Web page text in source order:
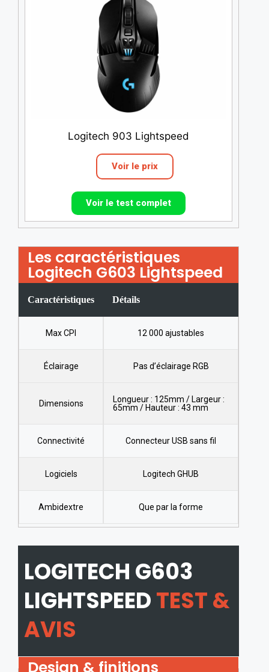
Logitech 903 Lightspeed
Voir le prix
Voir le test complet
Les caractéristiques
Logitech G603 Lightspeed
Caractéristiques Détails
Max CPI 12 000 ajustables
Éclairage Pas d’éclairage RGB
Dimensions
Longueur : 125mm / Largeur :
65mm / Hauteur : 43 mm
Connectivité Connecteur USB sans fil
Logiciels Logitech GHUB
Ambidextre Que par la forme
LOGITECH G603
LIGHTSPEEDTEST &
AVIS
Design & finitions